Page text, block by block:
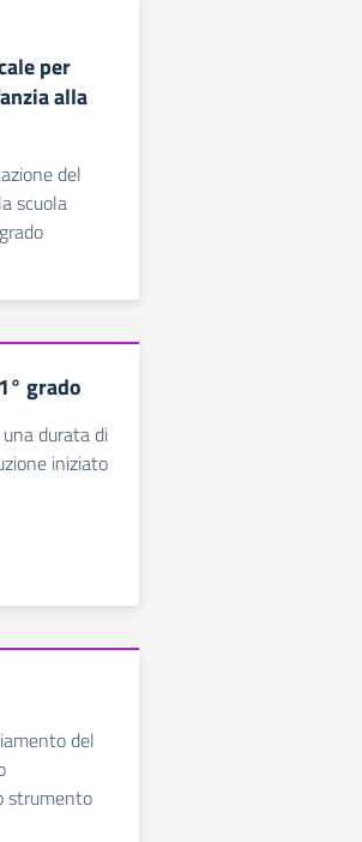
per
alla
del
scuola
grado
durata di
iniziato
del
strumento